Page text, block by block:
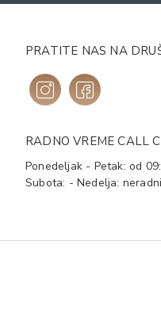
PRATITE NAS NA
RADNO VREME CALL
Ponedeljak - Petak: od
Subota: - Nedelja: